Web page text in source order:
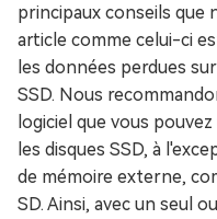
principaux conseils
article comme celui-ci
les données perdues
SSD. Nous
logiciel que vous
les disques SSD, à
de mémoire externe,
SD. Ainsi, avec un seul